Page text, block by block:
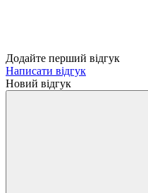
Додайте перший відгук
Написати відгук
Новий відгук